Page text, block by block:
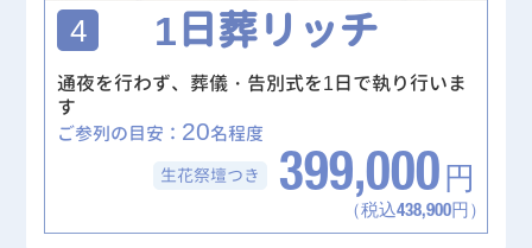
4 1日葬リッチ
通夜を行わず、葬儀・告別式を1日で執り行いま
す
ご参列の目安： 20名程度
生花祭壇つき 399,000 円
（税込438,900円）